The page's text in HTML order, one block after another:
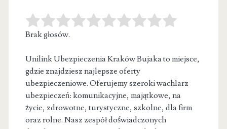
Brak głosów.
Unilink Ubezpieczenia Kraków Bujaka to miejsce,
gdzie znajdziesz najlepsze oferty
ubezpieczeniowe. Oferujemy szeroki wachlarz
ubezpieczeń: komunikacyjne, majątkowe, na
życie, zdrowotne, turystyczne, szkolne, dla firm
oraz rolne. Nasz zespół doświadczonych